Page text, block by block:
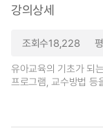
강의상세
조회수18,228
유아교육의 기초가 되
프로그램, 교수방법 등